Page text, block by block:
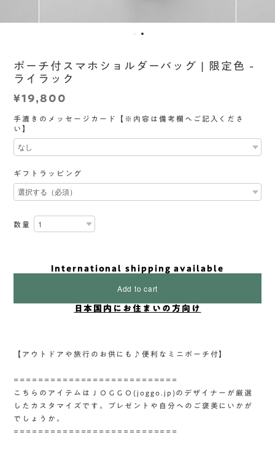
ポーチ付スマホショルダーバッグ | 限定色 -
ライラック
¥19,800
手漉きのメッセージカード【※内容は備考欄へご記入くださ
い】
ギフトラッピング
数量
International shipping available
Add to cart
日本国内にお住まいの方向け
【アウトドアや旅行のお供にも♪便利なミニポーチ付】
===========================
こちらのアイテムはＪＯＧＧＯ(joggo.jp)のデザイナーが厳選
したカスタマイズです。プレゼントや自分へのご褒美にいかが
でしょうか。
===========================